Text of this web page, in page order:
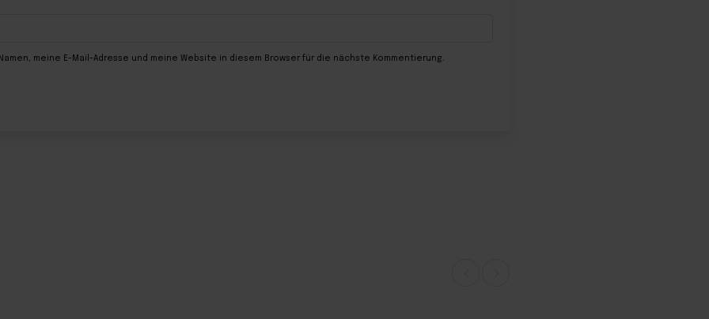
meine E-Mail-Adresse und meine Website in diesem Browser für die nächste Kommentierung.